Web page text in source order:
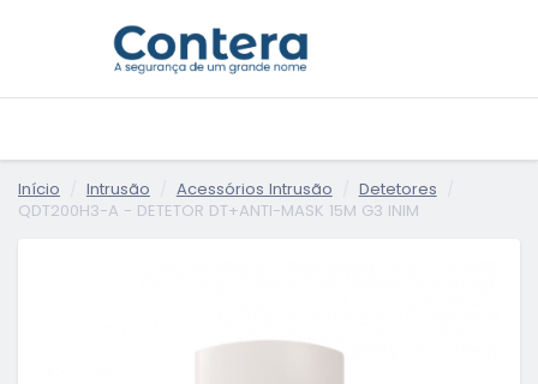
Início Intrusão Acessórios Intrusão
Detetores
QDT200H3-A - DETETOR DT+ANTI-MASK 15M G3 INIM